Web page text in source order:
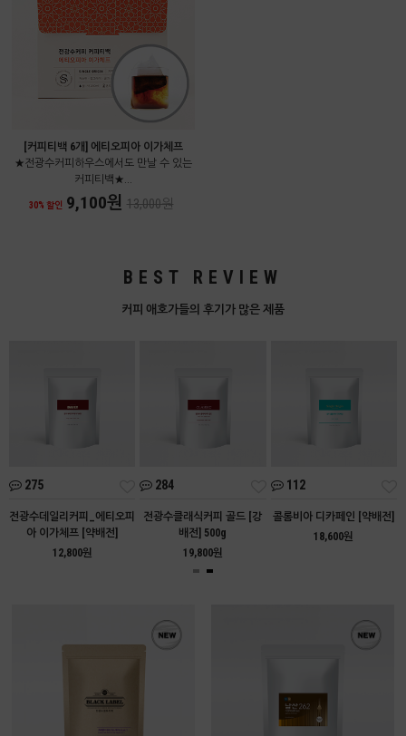
[커피티백 6개] 에티오피아 이가체프
★전광수커피하우스에서도 만날 수 있는
커피티백★...
30% 할인 9,100원 13,000원
BEST REVIEW
커피 애호가들의 후기가 많은 제품
275
전광수데일리커피_에티오피
아 이가체프 [약배전]
12,800원
284
전광수클래식커피 골드 [강
배전] 500g
19,800원
112
콜롬비아 디카페인 [약배전]
18,600원